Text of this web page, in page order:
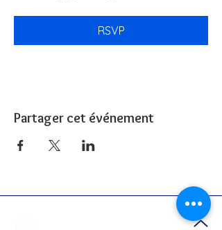
RSVP
Partager cet événement